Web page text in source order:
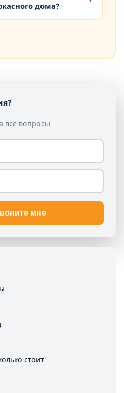
дома?
все вопросы
мне
стоит